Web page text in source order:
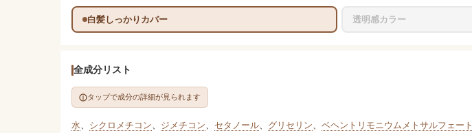
白髪しっかりカバー 透明感カラー
全成分リスト
タップで成分の詳細が見られます
水、 シクロメチコン、 ジメチコン、 セタノール、 グリセリン、 ベヘントリモニウムメトサルフェート